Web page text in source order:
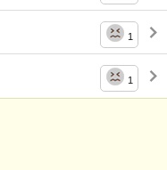
1
1